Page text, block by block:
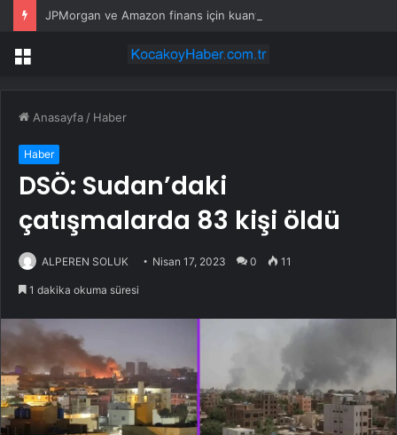
Menü
Anasayfa / Haber
Haber
DSÖ: Sudan’daki
çatışmalarda 83 kişi öldü
ALPEREN SOLUK Nisan 17, 2023 0 11
1 dakika okuma süresi